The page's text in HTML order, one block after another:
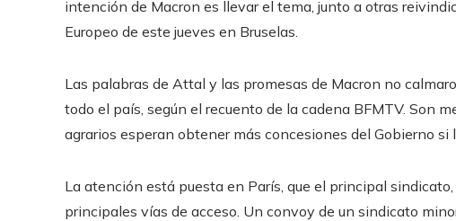
intención de Macron es llevar el tema, junto a otras
Europeo de este jueves en Bruselas.
Las palabras de Attal y las promesas de Macron no
todo el país, según el recuento de la cadena BFMTV. Son
agrarios esperan obtener más concesiones del Gobierno si
La atención está puesta en París, que el principal
principales vías de acceso. Un convoy de un sindicato